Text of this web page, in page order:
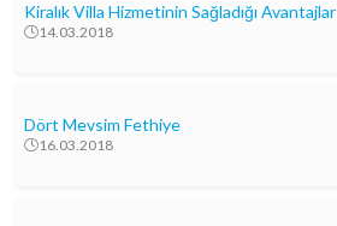
Kiralık Villa Hizmetinin Sağladığı Avantajlar
14.03.2018
Dört Mevsim Fethiye
16.03.2018